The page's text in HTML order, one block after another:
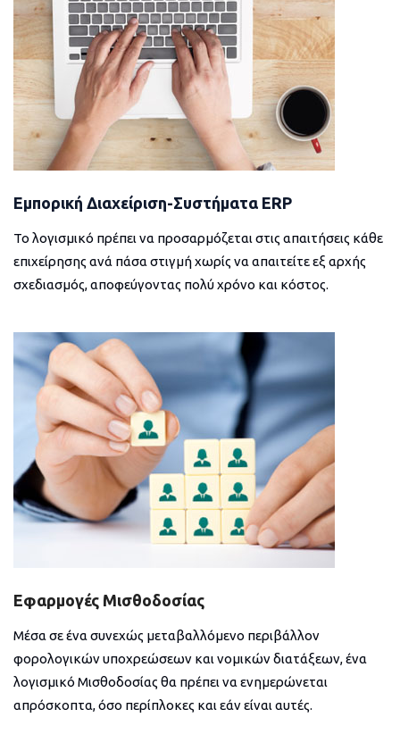
Εμπορική Διαχείριση-Συστήματα ERP
Το λογισμικό πρέπει να προσαρμόζεται στις απαιτήσεις κάθε
επιχείρησης ανά πάσα στιγμή χωρίς να απαιτείτε εξ αρχής
σχεδιασμός, αποφεύγοντας πολύ χρόνο και κόστος.
Εφαρμογές Μισθοδοσίας
Μέσα σε ένα συνεχώς μεταβαλλόμενο περιβάλλον
φορολογικών υποχρεώσεων και νομικών διατάξεων, ένα
λογισμικό Μισθοδοσίας θα πρέπει να ενημερώνεται
απρόσκοπτα, όσο περίπλοκες και εάν είναι αυτές.